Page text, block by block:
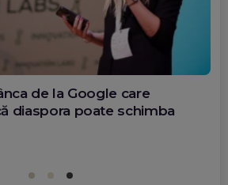
de la Google care
diaspora poate schimba